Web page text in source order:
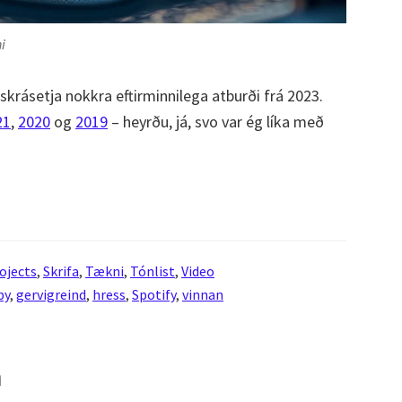
nokkra eftirminnilega atburði frá 2023.
, 2020 og 2019 – heyrðu, já, svo var ég líka með
, Skrifa, Tækni, Tónlist, Video
, gervigreind, hress, Spotify, vinnan